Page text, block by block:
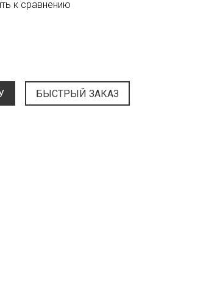
к сравнению
БЫСТРЫЙ ЗАКАЗ